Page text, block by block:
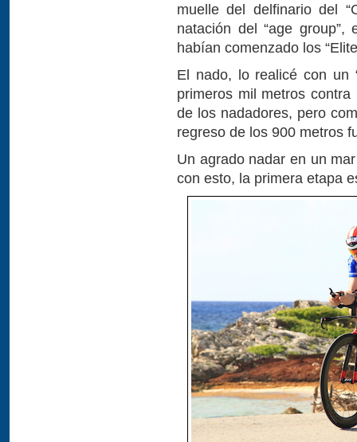
muelle del delfinario del
natación del “age group”,
habían comenzado los
El nado, lo realicé con un
primeros mil metros
de los nadadores, pero
regreso de los 900 metros
Un agrado nadar en un
con esto, la primera etapa